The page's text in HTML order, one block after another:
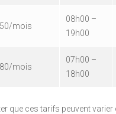
mois
08h00 –
19h00
mois
07h00 –
18h00
que ces tarifs peuvent varier